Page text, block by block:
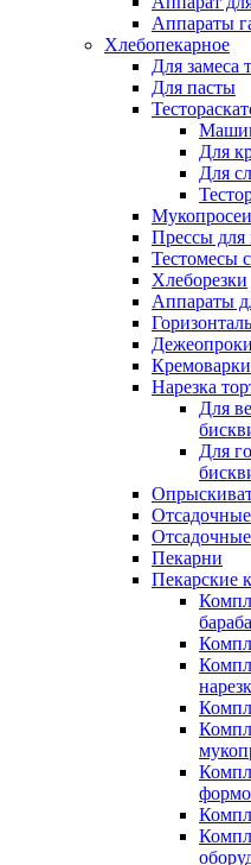
Аппараты
Хлебопекарное
Для замеса
Для пасты
Для
Для
Прессы для
Тестомесы
Хлеборезки
Аппараты
Кремоварки
Нарезка
Для
Для
Пекарни
Пекарские